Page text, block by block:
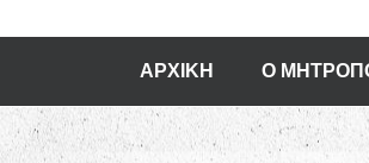
ΑΡΧΙΚΗ Ο